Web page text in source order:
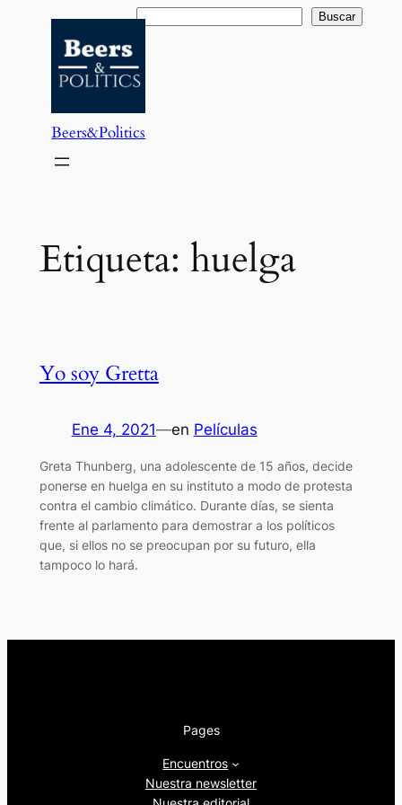
contenido
Buscar Buscar
Beers&Politics
Etiqueta: huelga
Yo soy Gretta
Ene 4, 2021—en Películas
Greta Thunberg, una adolescente de 15 años, decide
ponerse en huelga en su instituto a modo de protesta
contra el cambio climático. Durante días, se sienta
frente al parlamento para demostrar a los políticos
que, si ellos no se preocupan por su futuro, ella
tampoco lo hará.
Pages
Encuentros
Nuestra newsletter